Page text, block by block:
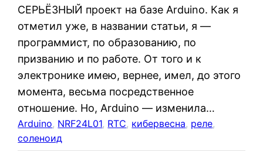
СЕРЬЁЗНЫЙ проект на базе Arduino. Как я
отметил уже, в названии статьи, я —
программист, по образованию, по
призванию и по работе. От того и к
электронике имею, вернее, имел, до этого
момента, весьма посредственное
отношение. Но, Arduino — изменила…
Arduino, NRF24L01, RTC, кибервесна, реле
соленоид